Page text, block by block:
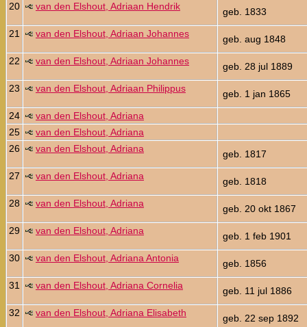
20
van den Elshout, Adriaan Hendrik
geb. 1833
21
van den Elshout, Adriaan Johannes
geb. aug 1848
22
van den Elshout, Adriaan Johannes
geb. 28 jul 1889
23
van den Elshout, Adriaan Philippus
geb. 1 jan 1865
24
van den Elshout, Adriana
25
van den Elshout, Adriana
26
van den Elshout, Adriana
geb. 1817
27
van den Elshout, Adriana
geb. 1818
28
van den Elshout, Adriana
geb. 20 okt 1867
29
van den Elshout, Adriana
geb. 1 feb 1901
30
van den Elshout, Adriana Antonia
geb. 1856
31
van den Elshout, Adriana Cornelia
geb. 11 jul 1886
32
van den Elshout, Adriana Elisabeth
geb. 22 sep 1892